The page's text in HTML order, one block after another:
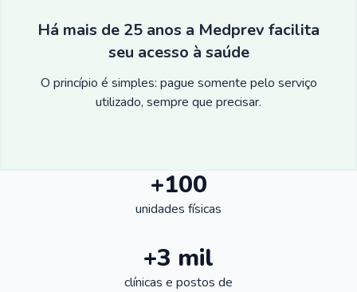
Há mais de 25 anos a Medprev facilita
seu acesso à saúde
O princípio é simples: pague somente pelo serviço
utilizado, sempre que precisar.
+100
unidades físicas
+3 mil
clínicas e postos de